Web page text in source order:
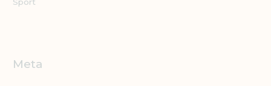
Meta